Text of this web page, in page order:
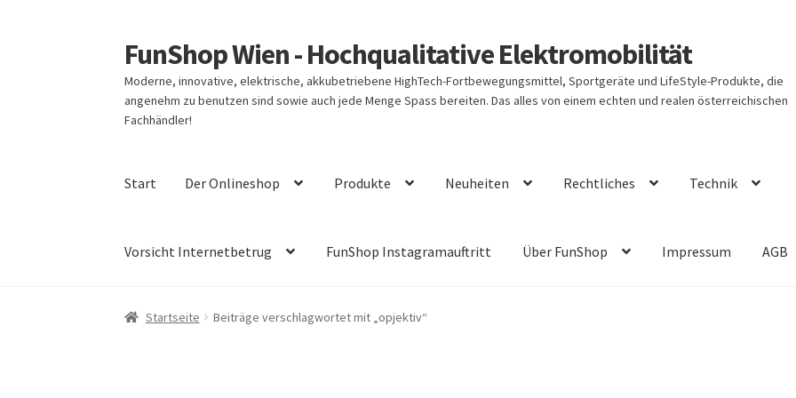
Zur
Navigation
springen
Zum
Inhalt
springen
FunShop Wien - Hochqualitative Elektromobilität
Moderne, innovative, elektrische, akkubetriebene HighTech-Fortbewegungsmittel, Sportgeräte und LifeStyle-Produkte, die
angenehm zu benutzen sind sowie auch jede Menge Spass bereiten. Das alles von einem echten und realen österreichischen
Fachhändler!
Start Der Onlineshop Produkte Neuheiten Rechtliches Technik
Vorsicht Internetbetrug FunShop Instagramauftritt Über FunShop Impressum AGB
Startseite Beiträge verschlagwortet mit „opjektiv“